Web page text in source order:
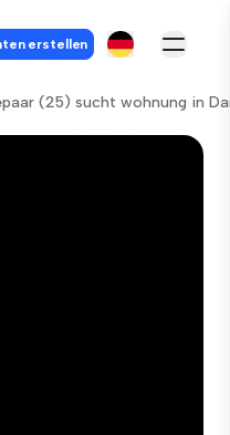
erstellen
(25) sucht wohnung in